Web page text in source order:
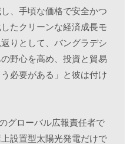
、手頃な価格で安全かつ
たクリーンな経済成長モ
りとして、バングラデシ
野心を高め、投資と貿易
必要がある」と彼は付け
グローバル広報責任者で
設置型太陽光発電だけで